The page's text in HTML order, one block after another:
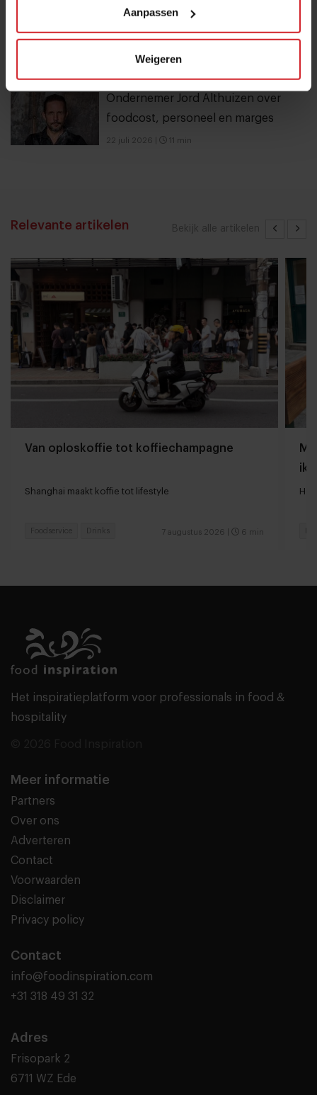
Aanpassen
Weigeren
Stephan Nijst over de financiële
sores van een koksgezin
5 september 2021|
Ondernemer Jord Althuizen over
foodcost, personeel en marges
22 juli 2026 11 min
Bekijk alle artikelen
Relevante artikelen
Van oploskoffie tot koffiechampagne
Shanghai maakt koffie tot lifestyle
7 augustus 2026 6 min
Foodservice Drinks
ik
Het inspiratieplatform voor professionals in food &
hospitality
Meer informatie
Partners
Over ons
Adverteren
Contact
Voorwaarden
Disclaimer
Privacy policy
Contact
info@foodinspiration.com
+31 318 49 31 32
Adres
Frisopark 2
6711 WZ Ede